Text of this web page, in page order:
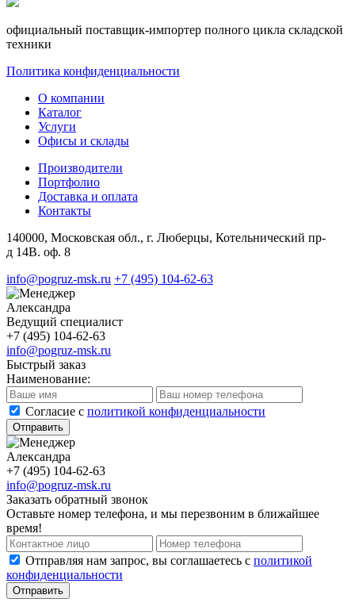
официальный поставщик-импортер полного цикла складской
техники
Политика конфиденциальности
О компании
Каталог
Услуги
Офисы и склады
Производители
Портфолио
Доставка и оплата
Контакты
140000, Московская обл., г. Люберцы, Котельнический пр-
д 14В. оф. 8
info@pogruz-msk.ru +7 (495) 104-62-63
Александра
Ведущий специалист
+7 (495) 104-62-63
info@pogruz-msk.ru
Быстрый заказ
Наименование:
Cогласие с политикой конфиденциальности
Отправить
Александра
+7 (495) 104-62-63
info@pogruz-msk.ru
Заказать обратный звонок
Оставьте номер телефона, и мы перезвоним в ближайшее
время!
Отправляя нам запрос, вы соглашаетесь с политикой
конфиденциальности
Отправить